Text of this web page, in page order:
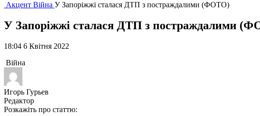
Акцент Війна У Запоріжжі сталася ДТП з постраждалими (ФОТО)
У Запоріжжі сталася ДТП з постраждалими
18:04 6 Квітня 2022
Війна
Игорь Гурьев
Редактор
Розкажіть про статтю: